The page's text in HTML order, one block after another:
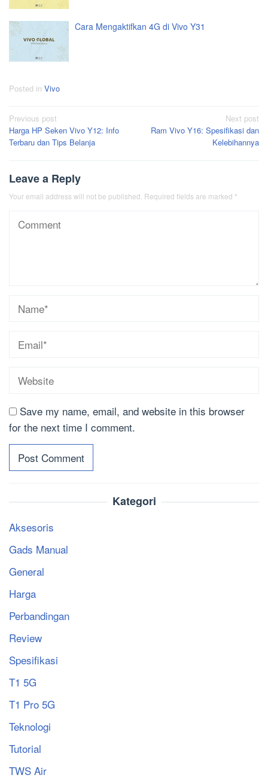
Cara Mengaktifkan 4G di Vivo Y31
Posted in Vivo
Post
navigation
Previous post
Harga HP Seken Vivo Y12: Info
Terbaru dan Tips Belanja
Next post
Ram Vivo Y16: Spesifikasi dan
Kelebihannya
Leave a Reply
Your email address will not be published. Required fields are marked *
Save my name, email, and website in this browser
for the next time I comment.
Kategori
Aksesoris
Gads Manual
General
Harga
Perbandingan
Review
Spesifikasi
T1 5G
T1 Pro 5G
Teknologi
Tutorial
TWS Air